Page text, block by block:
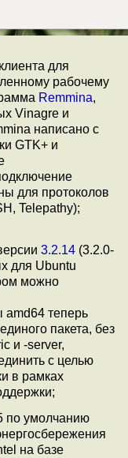
для
рабочему
Remmina,
Vinagre и
написано с
GTK+ и
для протоколов
Telepathy);
3.2.14 (3.2.0-
для Ubuntu
можно
теперь
пакета, без
и -server,
с целью
в рамках
по умолчанию
на базе